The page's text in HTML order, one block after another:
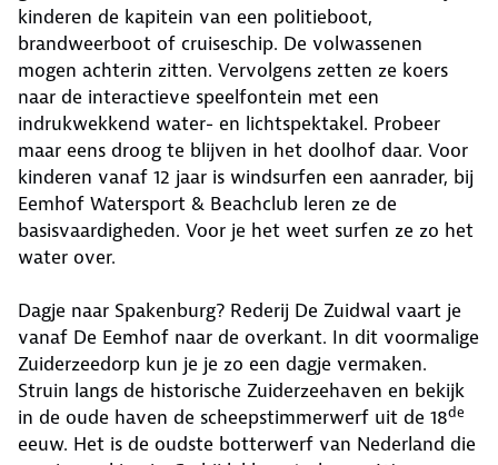
kinderen de kapitein van een politieboot,
brandweerboot of cruiseschip. De volwassenen
mogen achterin zitten. Vervolgens zetten ze koers
naar de interactieve speelfontein met een
indrukwekkend water- en lichtspektakel. Probeer
maar eens droog te blijven in het doolhof daar. Voor
kinderen vanaf 12 jaar is windsurfen een aanrader, bij
Eemhof Watersport & Beachclub leren ze de
basisvaardigheden. Voor je het weet surfen ze zo het
water over.
Dagje naar Spakenburg? Rederij De Zuidwal vaart je
vanaf De Eemhof naar de overkant. In dit voormalige
Zuiderzeedorp kun je je zo een dagje vermaken.
Struin langs de historische Zuiderzeehaven en bekijk
in de oude haven de scheepstimmerwerf uit de 18de
eeuw. Het is de oudste botterwerf van Nederland die